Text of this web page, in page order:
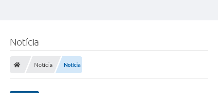
Notícia
Notícia Notícia